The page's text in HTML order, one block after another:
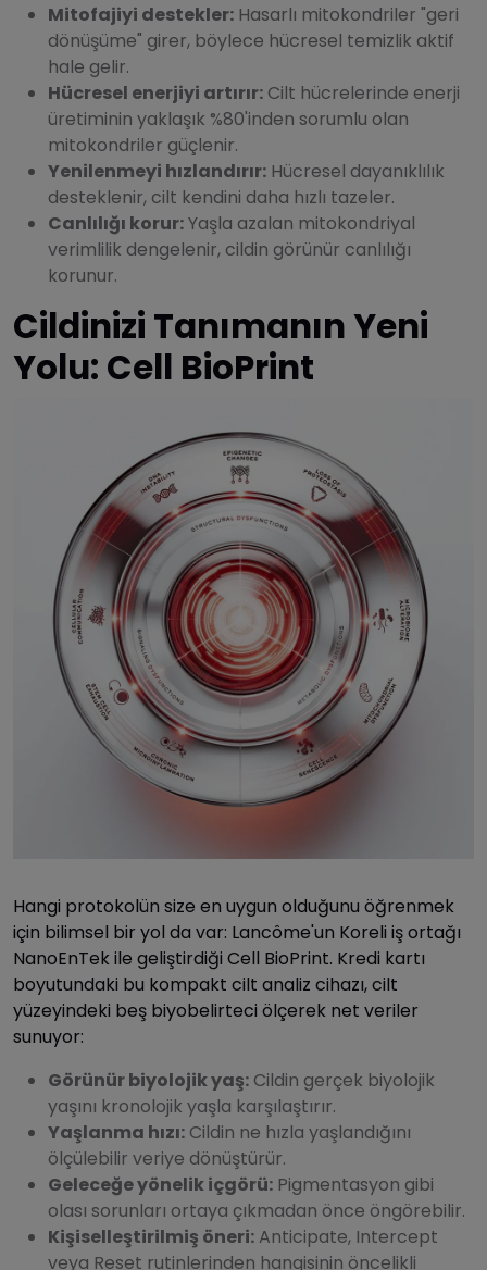
Mitofajiyi destekler: Hasarlı mitokondriler "geri
dönüşüme" girer, böylece hücresel temizlik aktif
hale gelir.
Hücresel enerjiyi artırır: Cilt hücrelerinde enerji
üretiminin yaklaşık %80'inden sorumlu olan
mitokondriler güçlenir.
Yenilenmeyi hızlandırır: Hücresel dayanıklılık
desteklenir, cilt kendini daha hızlı tazeler.
Canlılığı korur:Yaşla azalan mitokondriyal
verimlilik dengelenir, cildin görünür canlılığı
korunur.
Cildinizi Tanımanın Yeni
Yolu: Cell BioPrint
Hangi protokolün size en uygun olduğunu öğrenmek
için bilimsel bir yol da var: Lancôme'un Koreli iş ortağı
NanoEnTek ile geliştirdiği Cell BioPrint. Kredi kartı
boyutundaki bu kompakt cilt analiz cihazı, cilt
yüzeyindeki beş biyobelirteci ölçerek net veriler
sunuyor:
Görünür biyolojik yaş: Cildin gerçek biyolojik
yaşını kronolojik yaşla karşılaştırır.
Yaşlanma hızı: Cildin ne hızla yaşlandığını
ölçülebilir veriye dönüştürür.
Geleceğe yönelik içgörü: Pigmentasyon gibi
olası sorunları ortaya çıkmadan önce öngörebilir.
Kişiselleştirilmiş öneri: Anticipate, Intercept
veya Reset rutinlerinden hangisinin öncelikli